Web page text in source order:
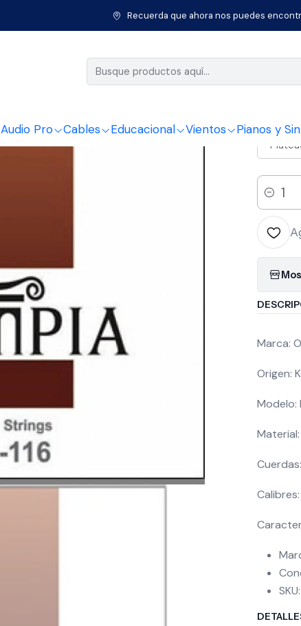
Audio Pro Cables Educacional Vientos Pianos y
Recuerda que ahora nos puedes
Instrumentos de Cuerda Otros Instrumentos Cuerdas
|
COLOR
Cantidad
Marca:
Origen:
Modelo: